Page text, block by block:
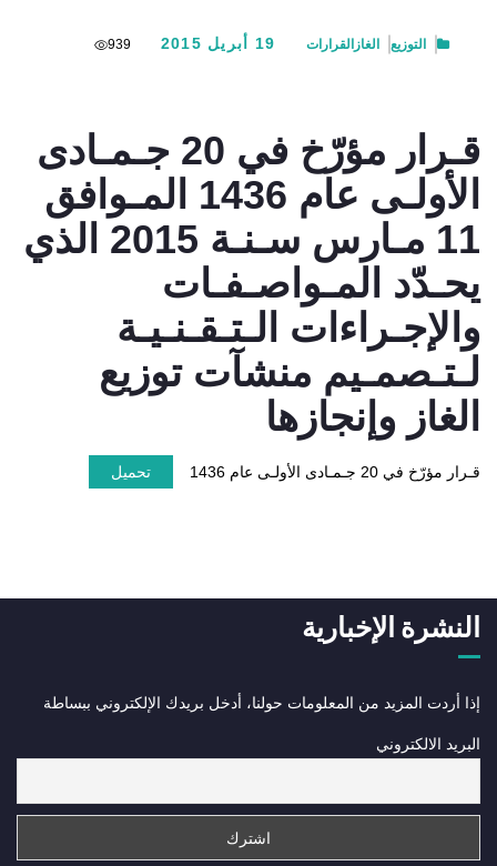
التوزيع الغاز القرارات 19 أبريل 2015 939
قـرار مؤرّخ في 20 جـمـادى
الأولـى عام 1436 المـوافق
11 مـارس سـنـة 2015 الذي
يحـدّد المـواصـفـات
والإجـراءات الـتـقـنـيـة
لـتـصمـيم منشآت توزيع
الغاز وإنجازها
قـرار مؤرّخ في 20 جـمـادى الأولـى عام 1436 تحميل
النشرة الإخبارية
إذا أردت المزيد من المعلومات حولنا، أدخل بريدك الإلكتروني ببساطة
البريد الالكتروني